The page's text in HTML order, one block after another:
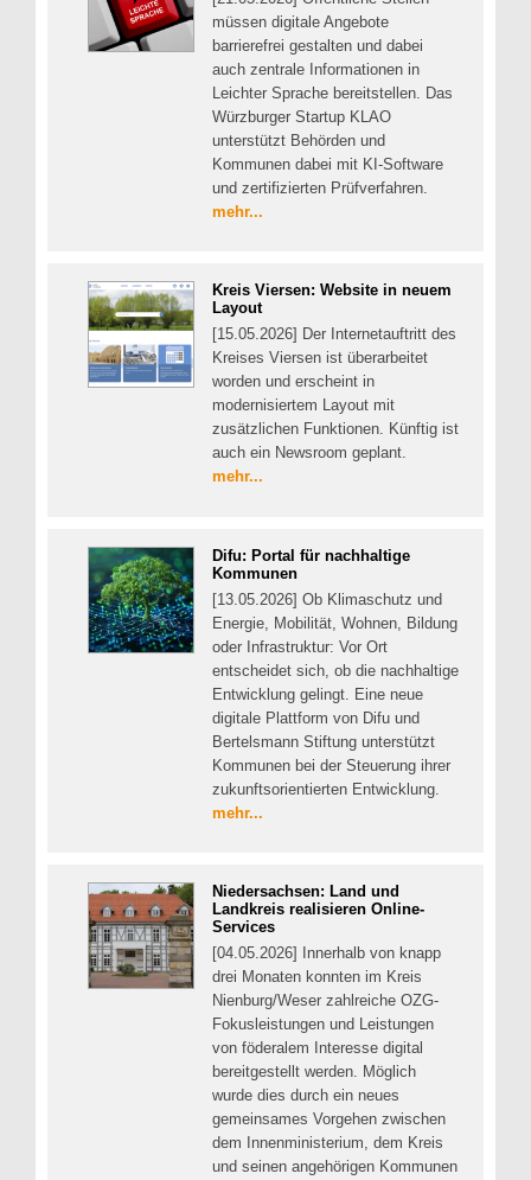
müssen digitale Angebote
barrierefrei gestalten und dabei
auch zentrale Informationen in
Leichter Sprache bereitstellen. Das
Würzburger Startup KLAO
unterstützt Behörden und
Kommunen dabei mit KI-Software
und zertifizierten Prüfverfahren.
mehr...
Kreis Viersen: Website in neuem
Layout
[15.05.2026] Der Internetauftritt des
Kreises Viersen ist überarbeitet
worden und erscheint in
modernisiertem Layout mit
zusätzlichen Funktionen. Künftig ist
auch ein Newsroom geplant.
mehr...
Difu: Portal für nachhaltige
Kommunen
[13.05.2026] Ob Klimaschutz und
Energie, Mobilität, Wohnen, Bildung
oder Infrastruktur: Vor Ort
entscheidet sich, ob die nachhaltige
Entwicklung gelingt. Eine neue
digitale Plattform von Difu und
Bertelsmann Stiftung unterstützt
Kommunen bei der Steuerung ihrer
zukunftsorientierten Entwicklung.
mehr...
Niedersachsen: Land und
Landkreis realisieren Online-
Services
[04.05.2026] Innerhalb von knapp
drei Monaten konnten im Kreis
Nienburg/Weser zahlreiche OZG-
Fokusleistungen und Leistungen
von föderalem Interesse digital
bereitgestellt werden. Möglich
wurde dies durch ein neues
gemeinsames Vorgehen zwischen
dem Innenministerium, dem Kreis
und seinen angehörigen Kommunen